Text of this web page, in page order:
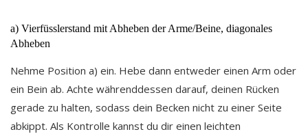
a) Vierfüsslerstand mit Abheben der Arme/Beine, diagonales
Abheben
Nehme Position a) ein. Hebe dann entweder einen Arm oder
ein Bein ab. Achte währenddessen darauf, deinen Rücken
gerade zu halten, sodass dein Becken nicht zu einer Seite
abkippt. Als Kontrolle kannst du dir einen leichten